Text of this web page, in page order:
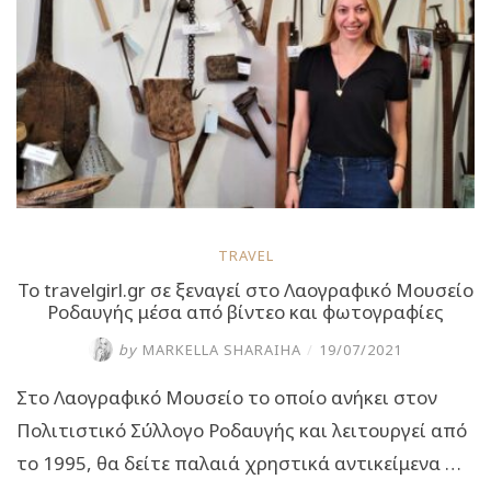
TRAVEL
Το travelgirl.gr σε ξεναγεί στο Λαογραφικό Μουσείο
Ροδαυγής μέσα από βίντεο και φωτογραφίες
by MARKELLA SHARAIHA / 19/07/2021
Στο Λαογραφικό Μουσείο το οποίο ανήκει στον
Πολιτιστικό Σύλλογο Ροδαυγής και λειτουργεί από
το 1995, θα δείτε παλαιά χρηστικά αντικείμενα …